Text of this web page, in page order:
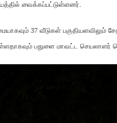
வைக்கப்பட்டுள்ளனர்.
37 வீடுகள் பகுதியளவிலும்
பதுளை மாவட்ட செயலாளர்